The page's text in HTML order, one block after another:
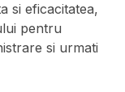
si eficacitatea,
pentru
si urmati